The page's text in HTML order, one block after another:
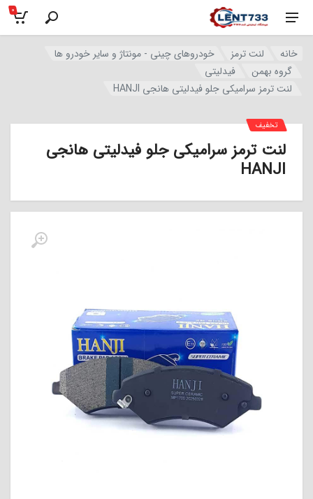
0
خانه لنت ترمز
خودروهای چینی - مونتاژ و سایر خودرو ها
گروه بهمن
فیدلیتی
لنت ترمز سرامیکی جلو فیدلیتی هانجی HANJI
لنت ترمز سرامیکی جلو فیدلیتی هانجی
HANJI
تخفیف